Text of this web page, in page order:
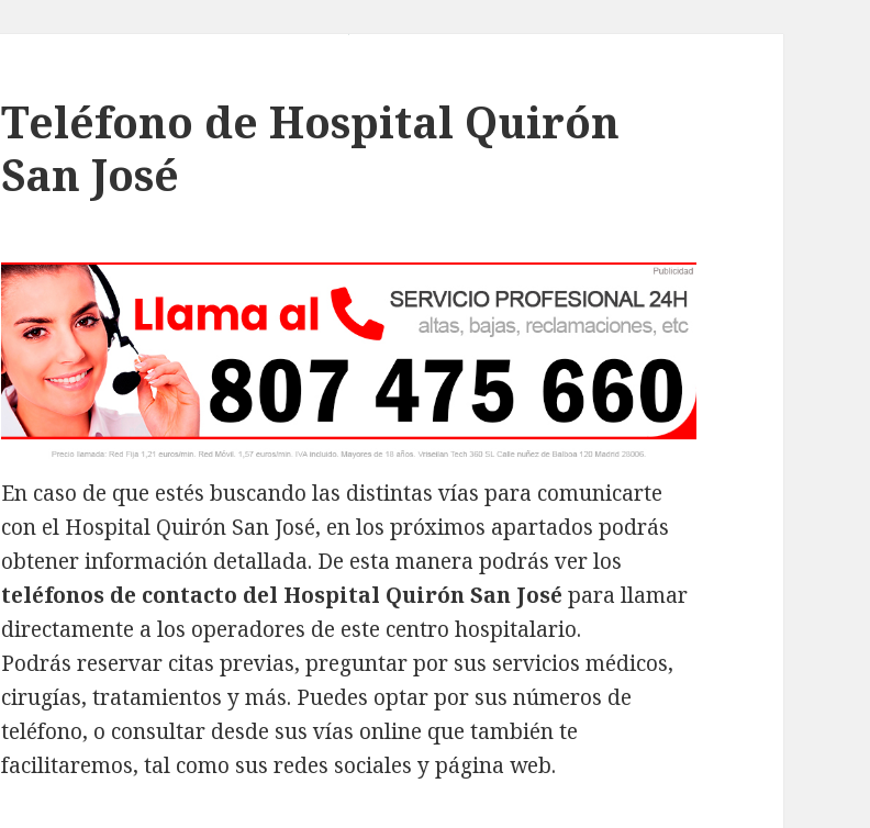
Teléfono de Hospital Quirón
San José
En caso de que estés buscando las distintas vías para comunicarte
con el Hospital Quirón San José, en los próximos apartados podrás
obtener información detallada. De esta manera podrás ver los
teléfonos de contacto del Hospital Quirón San Josépara llamar
directamente a los operadores de este centro hospitalario.
Podrás reservar citas previas, preguntar por sus servicios médicos,
cirugías, tratamientos y más. Puedes optar por sus números de
teléfono, o consultar desde sus vías online que también te
facilitaremos, tal como sus redes sociales y página web.